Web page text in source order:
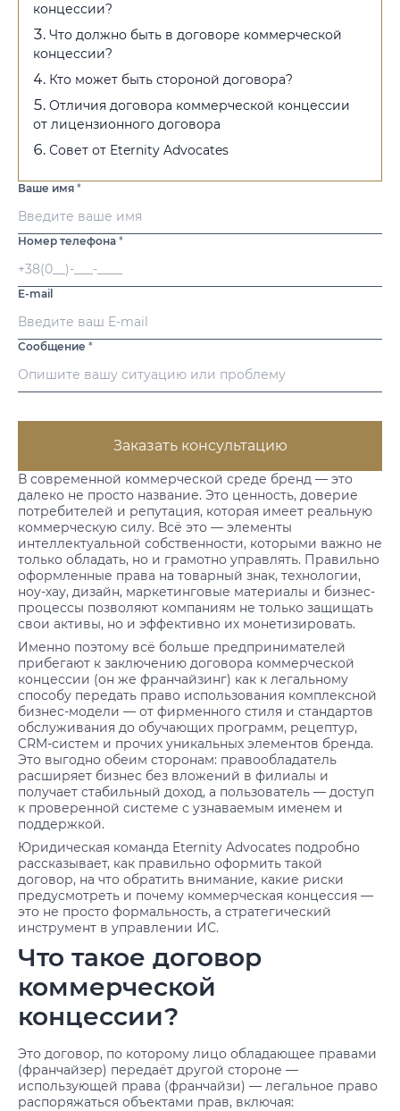
В современной коммерческой среде бренд — это
далеко не просто название. Это ценность, доверие
потребителей и репутация, которая имеет реальную
коммерческую силу. Всё это — элементы
интеллектуальной собственности, которыми важно не
только обладать, но и грамотно управлять. Правильно
оформленные права на товарный знак, технологии,
ноу-хау, дизайн, маркетинговые материалы и бизнес-
процессы позволяют компаниям не только защищать
свои активы, но и эффективно их монетизировать.
Именно поэтому всё больше предпринимателей
прибегают к заключению договора коммерческой
концессии (он же франчайзинг) как к легальному
способу передать право использования комплексной
бизнес-модели — от фирменного стиля и стандартов
обслуживания до обучающих программ, рецептур,
CRM-систем и прочих уникальных элементов бренда.
Это выгодно обеим сторонам: правообладатель
расширяет бизнес без вложений в филиалы и
получает стабильный доход, а пользователь — доступ
к проверенной системе с узнаваемым именем и
поддержкой.
Юридическая команда Eternity Advocates подробно
рассказывает, как правильно оформить такой
договор, на что обратить внимание, какие риски
предусмотреть и почему коммерческая концессия —
это не просто формальность, а стратегический
инструмент в управлении ИС.
Что такое договор
коммерческой
концессии?
Это договор, по которому лицо обладающее правами
(франчайзер) передаёт другой стороне —
использующей права (франчайзи) — легальное право
распоряжаться объектами прав, включая:
концессии?
Что должно быть в договоре коммерческой
концессии?
Кто может быть стороной договора?
Отличия договора коммерческой концессии
от лицензионного договора
Совет от Eternity Advocates
Ваше имя *
Номер телефона *
E-mail
Сообщение *
Заказать консультацию